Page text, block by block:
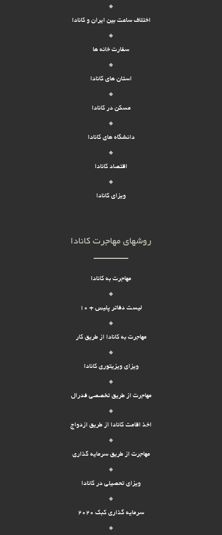
اختلاف ساعت بین ایران و کانادا
سفارت خانه ها
استان های کانادا
مسکن در کانادا
دانشگاه های کانادا
اقتصاد کانادا
ویزای کانادا
روشهای مهاجرت کانادا
مهاجرت به کانادا
لیست دفاتر پلیس + 10
مهاجرت به کانادا از طریق کار
ویزای ویزیتوری کانادا
مهاجرت از طریق تخصصی فدرال
اخذ اقامت کانادا از طریق ازدواج
مهاجرت از طریق سرمایه گذاری
ویزای تحصیلی در کانادا
سرمایه گذاری کبک 2020